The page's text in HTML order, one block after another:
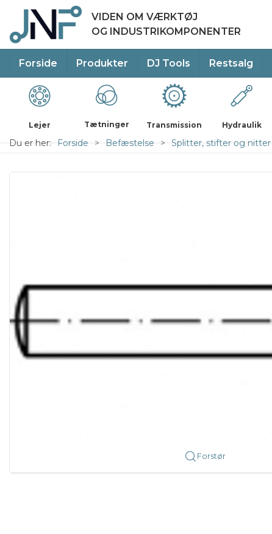
VIDEN OM VÆRKTØJ
OG INDUSTRIKOMPONENTER
Forside Produkter DJ Tools Restsalg
Lejer Tætninger Transmission Hydraulik
Du er her: Forside Befæstelse Splitter, stifter og nitter
Forstør